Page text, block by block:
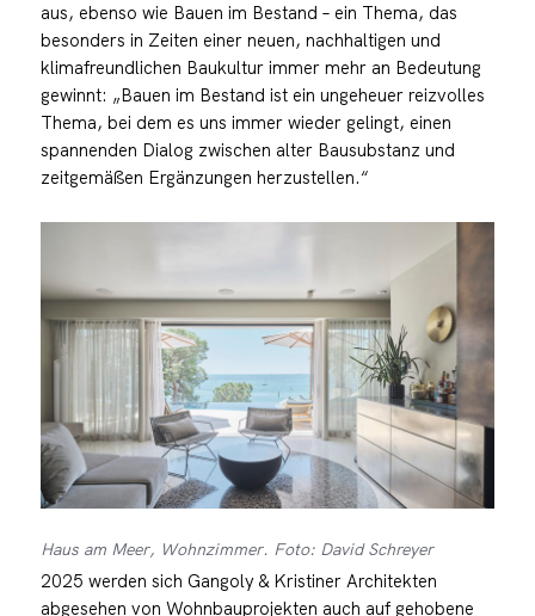
aus, ebenso wie Bauen im Bestand – ein Thema, das
besonders in Zeiten einer neuen, nachhaltigen und
klimafreundlichen Baukultur immer mehr an Bedeutung
gewinnt: „Bauen im Bestand ist ein ungeheuer reizvolles
Thema, bei dem es uns immer wieder gelingt, einen
spannenden Dialog zwischen alter Bausubstanz und
zeitgemäßen Ergänzungen herzustellen.“
Haus am Meer, Wohnzimmer. Foto: David Schreyer
2025 werden sich Gangoly & Kristiner Architekten
abgesehen von Wohnbauprojekten auch auf gehobene